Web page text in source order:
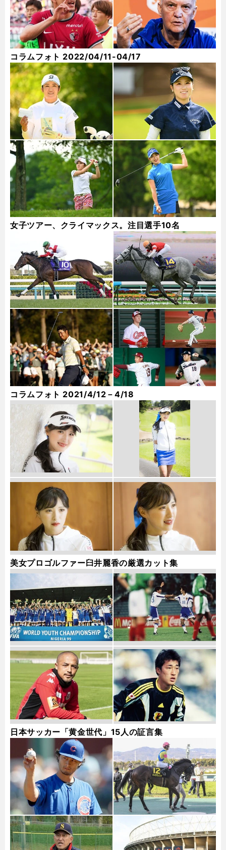
コラムフォト 2022/04/11-04/17
女子ツアー、クライマックス。注目選手10名
コラムフォト 2021/4/12－4/18
美女プロゴルファー臼井麗香の厳選カット集
日本サッカー「黄金世代」15人の証言集